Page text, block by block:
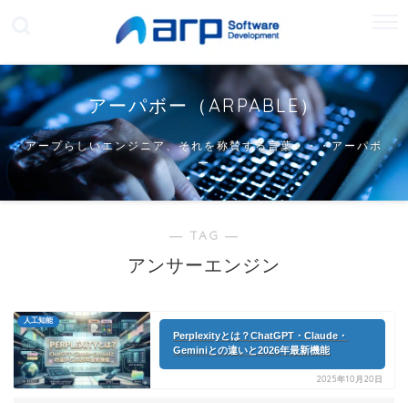
アーパボー（ARPABLE）
アープらしいエンジニア、それを称賛する言葉・・・アーパボ
ー
― TAG ―
アンサーエンジン
人工知能
Perplexityとは？ChatGPT・Claude・
Geminiとの違いと2026年最新機能
2025年10月20日